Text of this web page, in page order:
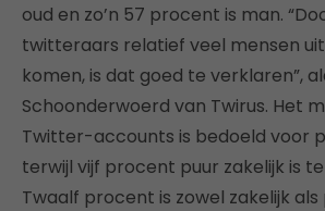
oud en zo’n 57 procent is man.
twitteraars relatief veel mensen
komen, is dat goed te verklaren”,
Schoonderwoerd van Twirus. Het
Twitter-accounts is bedoeld voor
terwijl vijf procent puur zakelijk is
Twaalf procent is zowel zakelijk als